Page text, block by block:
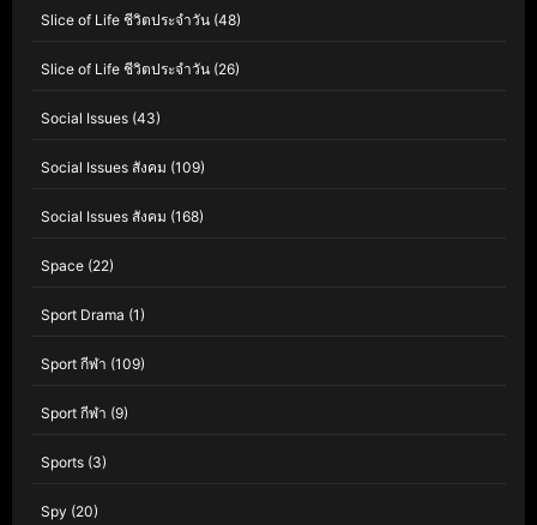
Slice of Life ชีวิตประจำวัน (48)
Slice of Life ชีวิตประจำวัน (26)
Social Issues (43)
Social Issues สังคม (109)
Social Issues สังคม (168)
Space (22)
Sport Drama (1)
Sport กีฬา (109)
Sport กีฬา (9)
Sports (3)
Spy (20)